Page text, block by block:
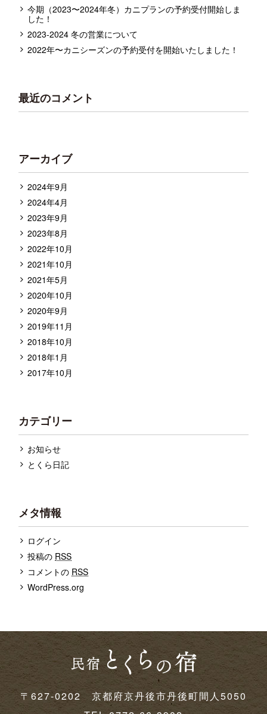
今期（2023〜2024年冬）カニプランの予約受付開始しま
した！
2023-2024 冬の営業について
2022年〜カニシーズンの予約受付を開始いたしました！
最近のコメント
アーカイブ
2024年9月
2024年4月
2023年9月
2023年8月
2022年10月
2021年10月
2021年5月
2020年10月
2020年9月
2019年11月
2018年10月
2018年1月
2017年10月
カテゴリー
お知らせ
とくら日記
メタ情報
ログイン
投稿の RSS
コメントの RSS
WordPress.org
〒627-0202 京都府京丹後市丹後町間人5050